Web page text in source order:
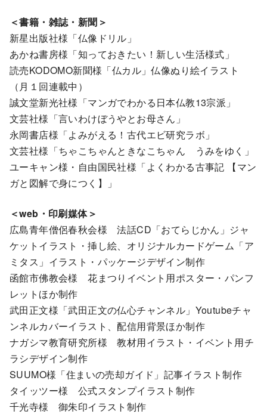
＜書籍・雑誌・新聞＞
新星出版社様「仏像ドリル」
あかね書房様「知っておきたい！新しい生活様式」
読売KODOMO新聞様「仏カル」仏像ぬり絵イラスト
（月１回連載中）
誠文堂新光社様「マンガでわかる日本仏教13宗派」
文芸社様「言いわけぼうやとお母さん」
永岡書店様「よみがえる！古代エビ研究ラボ」
文芸社様「ちゃこちゃんときなこちゃん うみをゆく」
ユーキャン様・自由国民社様「よくわかる古事記 【マン
ガと図解で身につく】」
＜web・印刷媒体＞
広島青年僧侶春秋会様 法話CD「おてらじかん」ジャ
ケットイラスト・挿し絵、オリジナルカードゲーム「ア
ミタス」イラスト・パッケージデザイン制作
函館市佛教会様 花まつりイベント用ポスター・パンフ
レットほか制作
武田正文様「武田正文の仏心チャンネル」Youtubeチャ
ンネルカバーイラスト、配信用背景ほか制作
ナガシマ教育研究所様 教材用イラスト・イベント用チ
ラシデザイン制作
SUUMO様「住まいの売却ガイド」記事イラスト制作
タイッツー様 公式スタンプイラスト制作
千光寺様 御朱印イラスト制作